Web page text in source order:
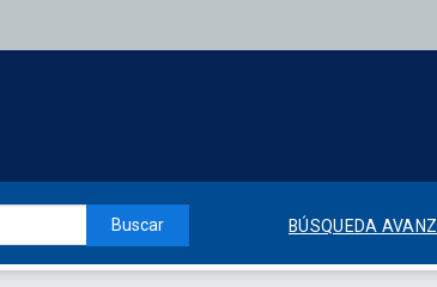
Buscar BÚSQUEDA